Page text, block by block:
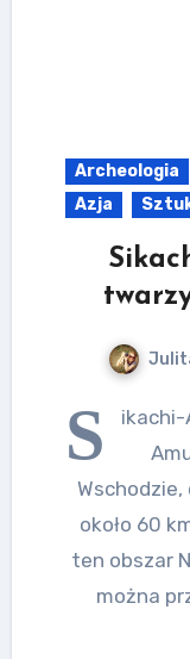
Archeologia
Azja
S
ikachi-
około 60
ten obszar
można